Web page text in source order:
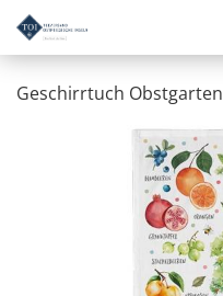
Geschirrtuch Obstgarten